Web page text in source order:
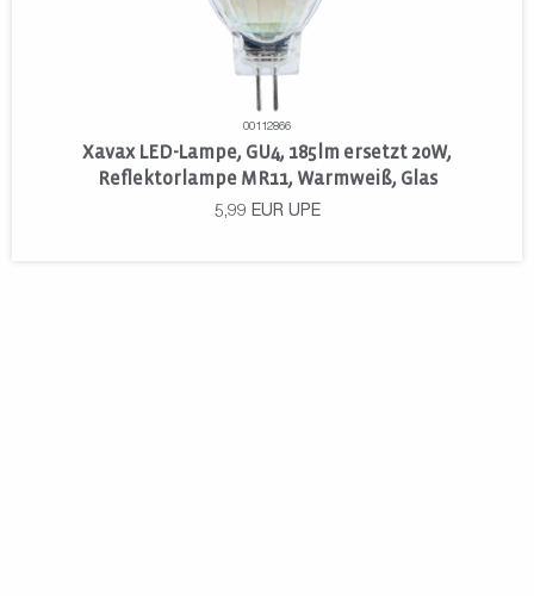
00112866
Xavax LED-Lampe, GU4, 185lm ersetzt 20W,
Reflektorlampe MR11, Warmweiß, Glas
5,99 EUR UPE